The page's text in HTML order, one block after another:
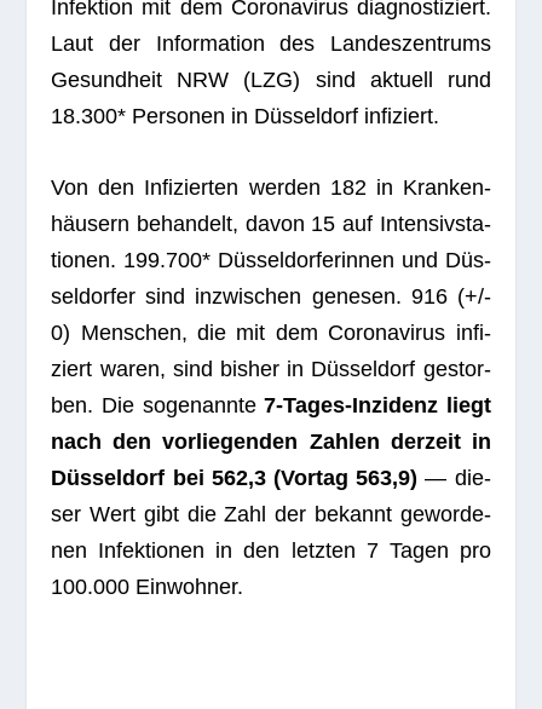
Infek­tion mit dem Coro­na­vi­rus dia­gnos­ti­ziert.
Laut der Infor­ma­tion des Lan­des­zen­trums
Gesund­heit NRW (LZG) sind aktu­ell rund
18.300* Per­so­nen in Düs­sel­dorf infiziert.
Von den Infi­zier­ten wer­den 182 in Kran­ken­
häu­sern behan­delt, davon 15 auf Inten­siv­sta­
tio­nen. 199.700* Düs­sel­dor­fe­rin­nen und Düs­
sel­dor­fer sind inzwi­schen gene­sen. 916 (+/-
0) Men­schen, die mit dem Coro­na­vi­rus infi­
ziert waren, sind bis­her in Düs­sel­dorf gestor­
ben. Die soge­nannte7‑Ta­ges-Inzi­denz liegt
nach den vor­lie­gen­den Zah­len der­zeit in
Düs­sel­dorf bei 562,3 (Vor­tag 563,9) — die­
ser Wert gibt die Zahl der bekannt gewor­de­
nen Infek­tio­nen in den letz­ten 7 Tagen pro
100.000 Einwohner.